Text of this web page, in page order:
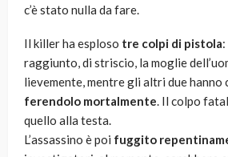
c’è stato nulla da fare.
Il killer ha esploso tre colpi di pistola
raggiunto, di striscio, la moglie
lievemente, mentre gli altri due hanno
ferendolo mortalmente. Il colpo
quello alla testa.
L’assassino è poi fuggito